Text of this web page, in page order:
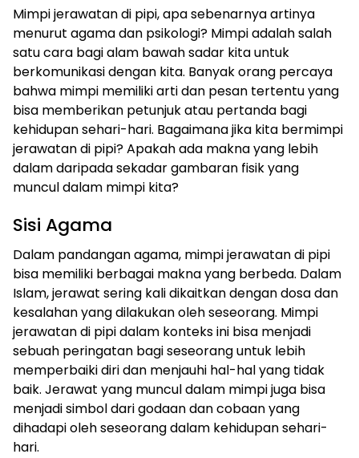
Mimpi jerawatan di pipi, apa sebenarnya artinya
menurut agama dan psikologi? Mimpi adalah salah
satu cara bagi alam bawah sadar kita untuk
berkomunikasi dengan kita. Banyak orang percaya
bahwa mimpi memiliki arti dan pesan tertentu yang
bisa memberikan petunjuk atau pertanda bagi
kehidupan sehari-hari. Bagaimana jika kita bermimpi
jerawatan di pipi? Apakah ada makna yang lebih
dalam daripada sekadar gambaran fisik yang
muncul dalam mimpi kita?
Sisi Agama
Dalam pandangan agama, mimpi jerawatan di pipi
bisa memiliki berbagai makna yang berbeda. Dalam
Islam, jerawat sering kali dikaitkan dengan dosa dan
kesalahan yang dilakukan oleh seseorang. Mimpi
jerawatan di pipi dalam konteks ini bisa menjadi
sebuah peringatan bagi seseorang untuk lebih
memperbaiki diri dan menjauhi hal-hal yang tidak
baik. Jerawat yang muncul dalam mimpi juga bisa
menjadi simbol dari godaan dan cobaan yang
dihadapi oleh seseorang dalam kehidupan sehari-
hari.